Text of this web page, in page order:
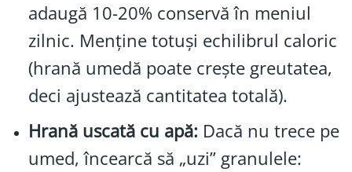
adaugă 10-20% conservă în meniul
zilnic. Menține totuși echilibrul caloric
(hrană umedă poate crește greutatea,
deci ajustează cantitatea totală).
Hrană uscată cu apă: Dacă nu trece pe
umed, încearcă să „uzi” granulele: